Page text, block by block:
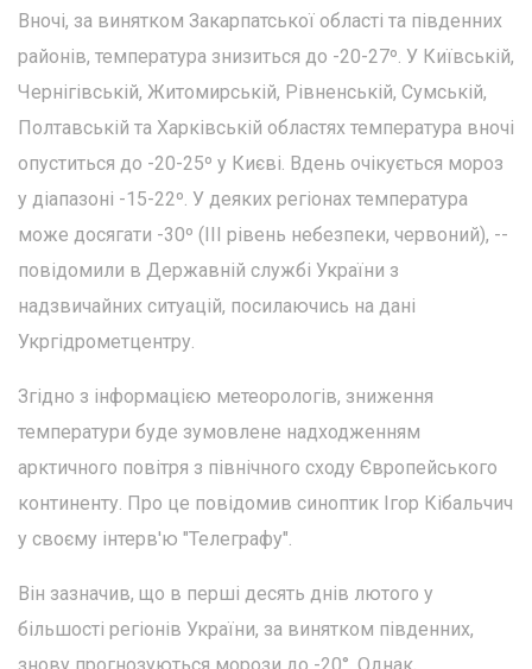
Вночі, за винятком Закарпатської області та південних
районів, температура знизиться до -20-27º. У Київській,
Чернігівській, Житомирській, Рівненській, Сумській,
Полтавській та Харківській областях температура вночі
опуститься до -20-25º у Києві. Вдень очікується мороз
у діапазоні -15-22º. У деяких регіонах температура
може досягати -30º (ІІІ рівень небезпеки, червоний), --
повідомили в Державній службі України з
надзвичайних ситуацій, посилаючись на дані
Укргідрометцентру.
Згідно з інформацією метеорологів, зниження
температури буде зумовлене надходженням
арктичного повітря з північного сходу Європейського
континенту. Про це повідомив синоптик Ігор Кібальчич
у своєму інтерв'ю "Телеграфу".
Він зазначив, що в перші десять днів лютого у
більшості регіонів України, за винятком південних,